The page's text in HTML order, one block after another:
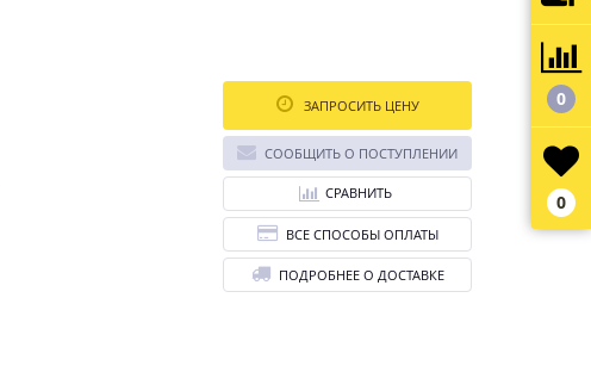
ЗАПРОСИТЬ ЦЕНУ
СООБЩИТЬ О ПОСТУПЛЕНИИ
СРАВНИТЬ
ВСЕ СПОСОБЫ ОПЛАТЫ
ПОДРОБНЕЕ О ДОСТАВКЕ
0
0